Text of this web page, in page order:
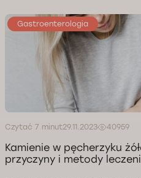
Gastroenterologia
Czytać 7 minut29.11.2023 40959
Kamienie w pęcherzyku
przyczyny i metody